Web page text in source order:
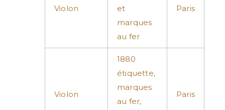
Violon
et
marques
au fer
Paris
Violon
1880
étiquette,
marques
au fer,
Paris